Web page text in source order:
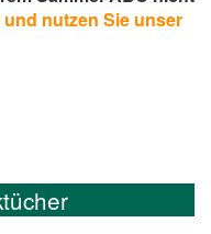
nutzen Sie unser